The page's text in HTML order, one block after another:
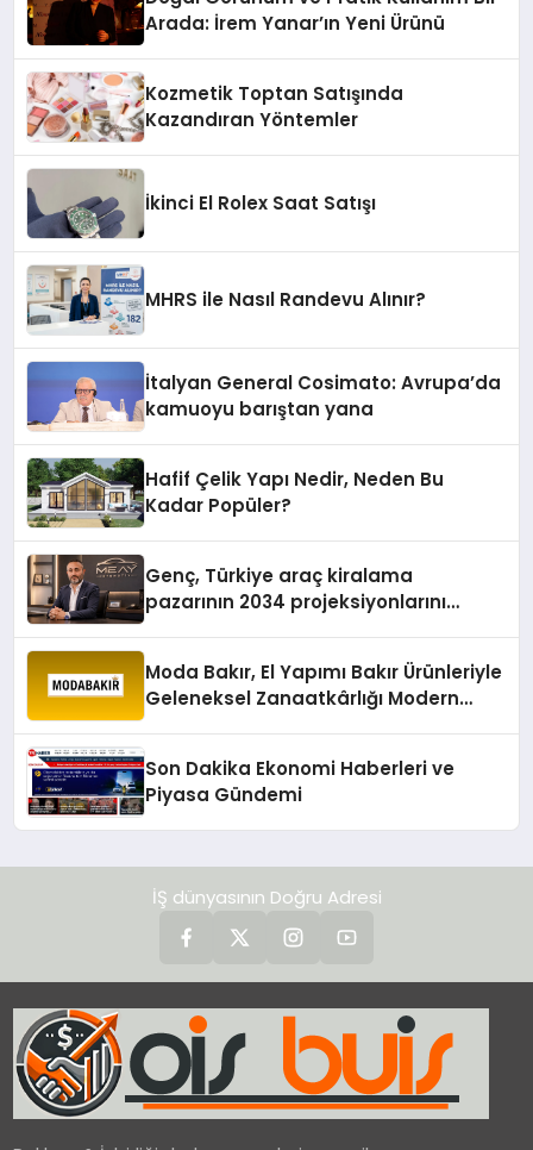
Arada: İrem Yanar’ın Yeni Ürünü
Kozmetik Toptan Satışında
Kazandıran Yöntemler
İkinci El Rolex Saat Satışı
MHRS ile Nasıl Randevu Alınır?
İtalyan General Cosimato: Avrupa’da
kamuoyu barıştan yana
Hafif Çelik Yapı Nedir, Neden Bu
Kadar Popüler?
Genç, Türkiye araç kiralama
pazarının 2034 projeksiyonlarını
Moda Bakır, El Yapımı Bakır Ürünleriyle
Geleneksel Zanaatkârlığı Modern
Son Dakika Ekonomi Haberleri ve
Piyasa Gündemi
İŞ dünyasının Doğru Adresi